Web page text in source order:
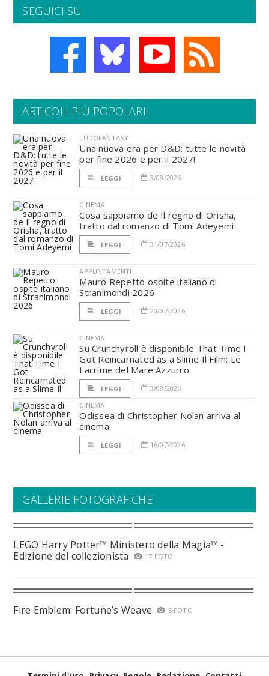
SEGUICI SU
ARTICOLI PIÙ POPOLARI
LUDOFANTASY
Una nuova era per D&D: tutte le novità
per fine 2026 e per il 2027!
LEGGI 3/08/2026
CINEMA
Cosa sappiamo de Il regno di Orisha,
tratto dal romanzo di Tomi Adeyemi
LEGGI 31/07/2026
APPUNTAMENTI
Mauro Repetto ospite italiano di
Stranimondi 2026
LEGGI 20/07/2026
CINEMA
Su Crunchyroll è disponibile That Time I
Got Reincarnated as a Slime Il Film: Le
Lacrime del Mare Azzurro
LEGGI
3/08/2026
CINEMA
Odissea di Christopher Nolan arriva al
cinema
LEGGI 16/07/2026
GALLERIE FOTOGRAFICHE
LEGO Harry Potter™ Ministero della Magia™ -
Edizione del collezionista
17 FOTO
Fire Emblem: Fortune’s Weave 5 FOTO